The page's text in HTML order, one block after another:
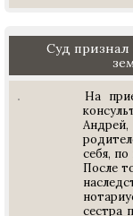
Суд признал
На
себя,
После
сестра